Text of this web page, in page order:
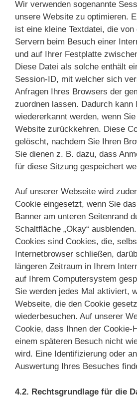
Wir verwenden sogenannte
unsere Website zu optimieren.
ist eine kleine Textdatei, die von
Servern beim Besuch einer
und auf Ihrer Festplatte
Diese Datei als solche enthält
Session-ID, mit welcher sich
Anfragen Ihres Browsers der
zuordnen lassen. Dadurch kann
wiedererkannt werden, wenn
Website zurückkehren. Diese
gelöscht, nachdem Sie Ihren
Sie dienen z. B. dazu, dass
für diese Sitzung gespeichert
Auf unserer Webseite wird
Cookie eingesetzt, wenn Sie
Banner am unteren Seitenrand
Schaltfläche „Okay“
Cookies sind Cookies, die,
Internetbrowser schließen,
längeren Zeitraum in Ihrem
auf Ihrem Computersystem
Sie werden jedes Mal aktiviert,
Webseite, die den Cookie
wiederbesuchen. Auf unserer
Cookie, dass Ihnen der Cookie-
einem späteren Besuch nicht
wird. Eine Identifizierung oder
Auswertung Ihres Besuches
4.2. Rechtsgrundlage für die